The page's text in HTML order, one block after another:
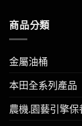
商品分類
金屬油桶
本田全系列產品
農機.園藝引擎保